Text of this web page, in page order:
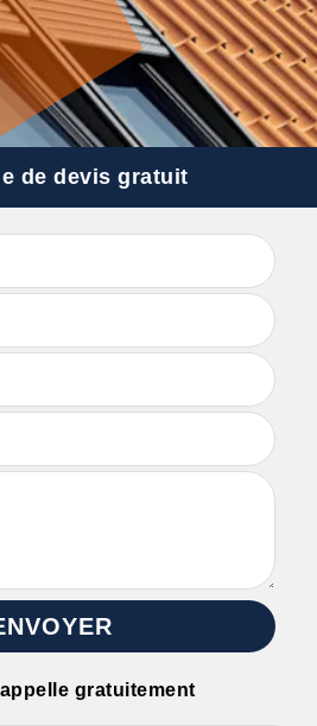
de devis gratuit
gratuitement